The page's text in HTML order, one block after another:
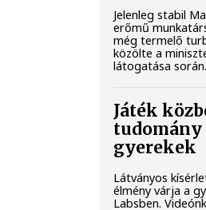
Jelenleg stabil
erőmű
még termelő
közölte a
látogatása során.
Játék
tudomány
gyerekek
Látványos
élmény várja a
Labsben.